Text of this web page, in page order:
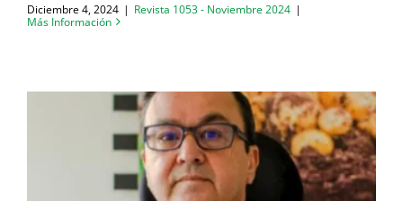
Diciembre 4, 2024 | Revista 1053 - Noviembre 2024 |
Más Información